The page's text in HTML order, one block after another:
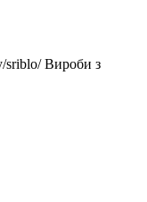
sriblo/Вироби з